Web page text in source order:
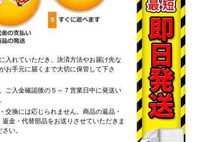
入れていただき、決済方法やお届け先な
お手元に届くまで大切に保管して下さ
ご入金確認後の５～７営業日中に発送い
換には応じられません。商品の返品・
金・代替部品をお送りさせていただきま
い。